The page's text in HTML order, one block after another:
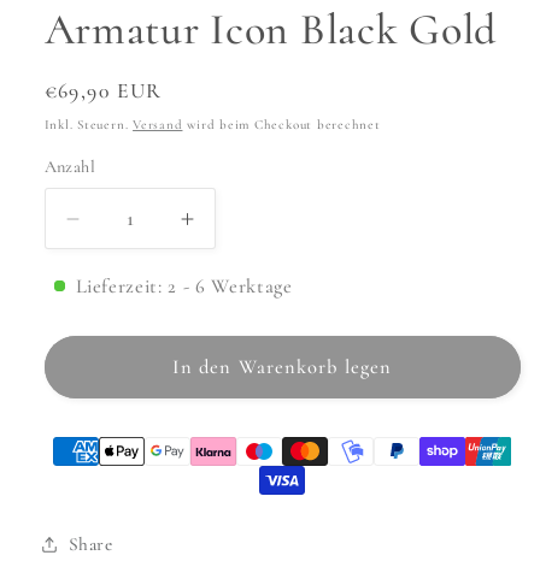
Armatur Icon Black Gold
Normaler
Preis
€69,90 EUR
Inkl. Steuern.Versand wird beim Checkout berechnet
Anzahl
Anzahl
Verringere
die
Menge
Armatur
Black
Erhöhe
die
Menge
Armatur
Icon
Black
Lieferzeit: 2 - 6 Werktage
In den Warenkorb legen
Share